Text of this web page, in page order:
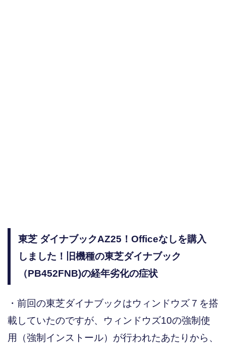
東芝 ダイナブックAZ25！Officeなしを購入
しました！旧機種の東芝ダイナブック
（PB452FNB)の経年劣化の症状
・前回の東芝ダイナブックはウィンドウズ７を搭
載していたのですが、ウィンドウズ10の強制使
用（強制インストール）が行われたあたりから、